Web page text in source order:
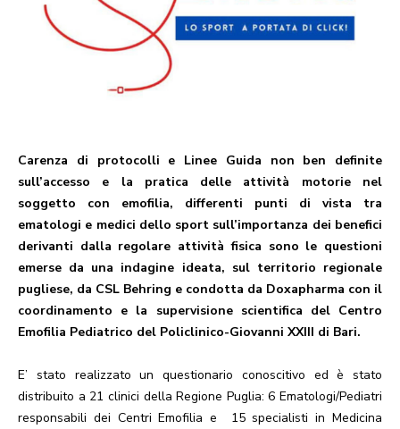
Carenza di protocolli e Linee Guida non ben definite
sull’accesso e la pratica delle attività motorie nel
soggetto con emofilia, differenti punti di vista tra
ematologi e medici dello sport sull’importanza dei benefici
derivanti dalla regolare attività fisica sono le questioni
emerse da una indagine ideata, sul territorio regionale
pugliese, da CSL Behring e condotta da Doxapharma con il
coordinamento e la supervisione scientifica del Centro
Emofilia Pediatrico del Policlinico-Giovanni XXIII di Bari.
E’ stato realizzato un questionario conoscitivo ed è stato
distribuito a 21 clinici della Regione Puglia: 6 Ematologi/Pediatri
responsabili dei Centri Emofilia e 15 specialisti in Medicina